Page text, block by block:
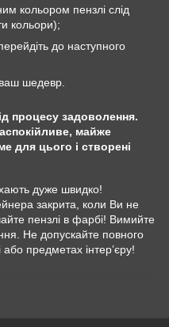
кольором пензлі слід
кольори);
до наступного
шедевр.
процесу задоволення.
майже
для цього і створені
дуже швидко!
закрита, коли Ви не
пензлі в фарбі! Вимийте
Не допускайте повного
предметах інтер’єру!